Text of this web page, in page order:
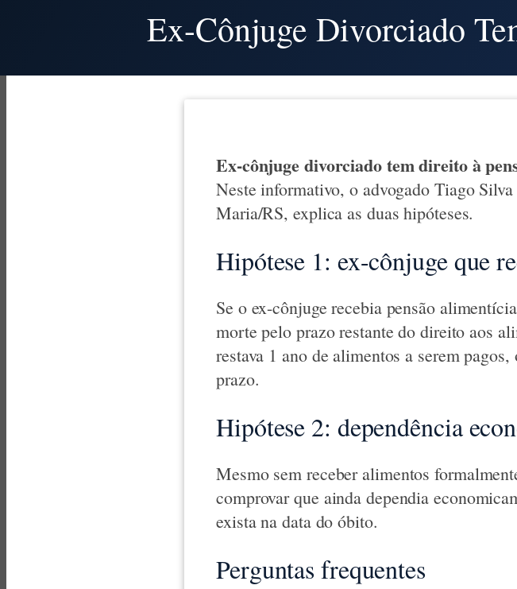
Ex-Cônjuge Divorciado
Ex-cônjuge divorciado tem direito à
Neste informativo, o advogado Tiago
Maria/RS, explica as duas hipóteses.
Hipótese 1: ex-cônjuge que
Se o ex-cônjuge recebia pensão
morte pelo prazo restante do direito aos
restava 1 ano de alimentos a serem
prazo.
Hipótese 2: dependência
Mesmo sem receber alimentos
comprovar que ainda dependia
exista na data do óbito.
Perguntas frequentes